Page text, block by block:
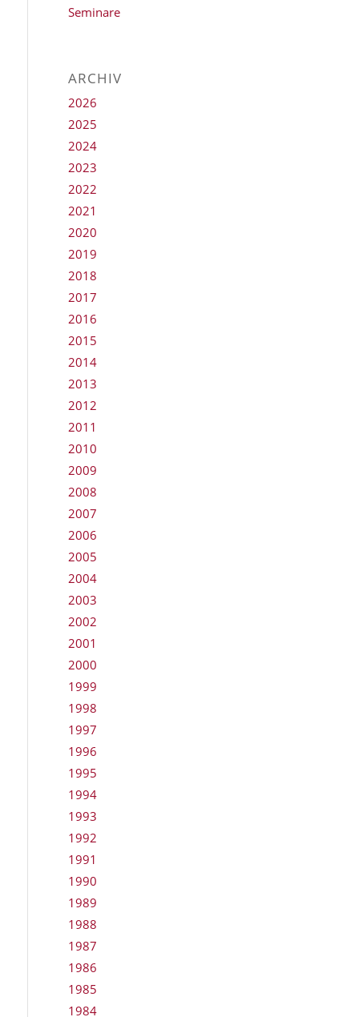
Seminare
ARCHIV
2026
2025
2024
2023
2022
2021
2020
2019
2018
2017
2016
2015
2014
2013
2012
2011
2010
2009
2008
2007
2006
2005
2004
2003
2002
2001
2000
1999
1998
1997
1996
1995
1994
1993
1992
1991
1990
1989
1988
1987
1986
1985
1984